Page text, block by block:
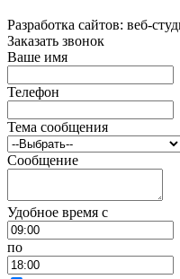
Разработка сайтов: веб-
Заказать звонок
Ваше имя
Телефон
Тема сообщения
Сообщение
Удобное время c
по